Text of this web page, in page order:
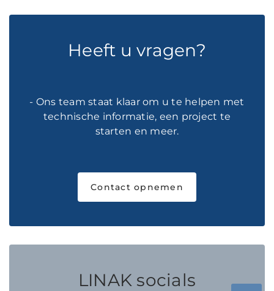
Heeft u vragen?
- Ons team staat klaar om u te helpen met
technische informatie, een project te
starten en meer.
Contact opnemen
LINAK socials